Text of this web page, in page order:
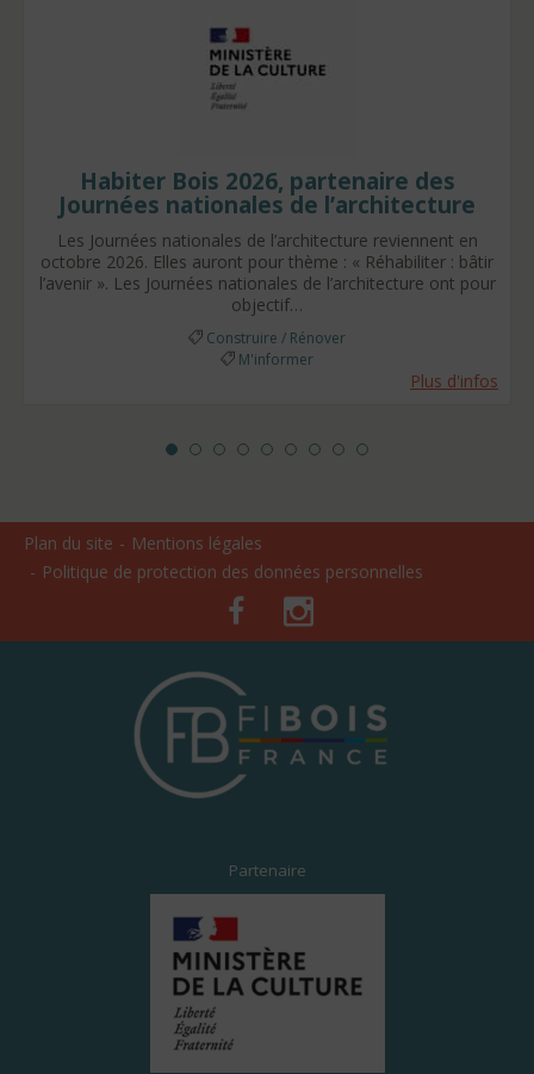
Habiter Bois 2026, partenaire des
Journées nationales de l’architecture
Les Journées nationales de l’architecture reviennent en
octobre 2026. Elles auront pour thème : « Réhabiliter : bâtir
l’avenir ». Les Journées nationales de l’architecture ont pour
objectif…
Construire / Rénover
M'informer
Plus d'infos
Plan du site
Mentions légales
Politique de protection des données personnelles
Facebook
Partenaire